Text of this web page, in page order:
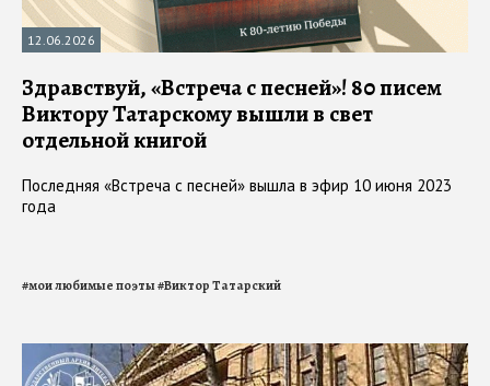
12.06.2026
Здравствуй, «Встреча с песней»! 80 писем
Виктору Татарскому вышли в свет
отдельной книгой
Последняя «Встреча с песней» вышла в эфир 10 июня 2023
года
#мои любимые поэты#Виктор Татарский